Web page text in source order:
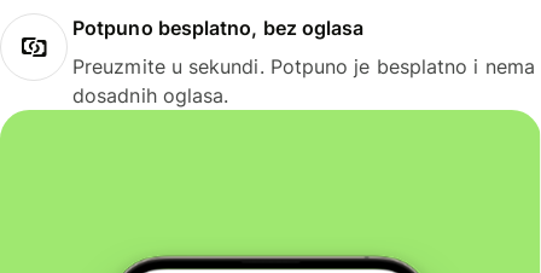
Potpuno besplatno, bez oglasa
Preuzmite u sekundi. Potpuno je besplatno i nema
dosadnih oglasa.